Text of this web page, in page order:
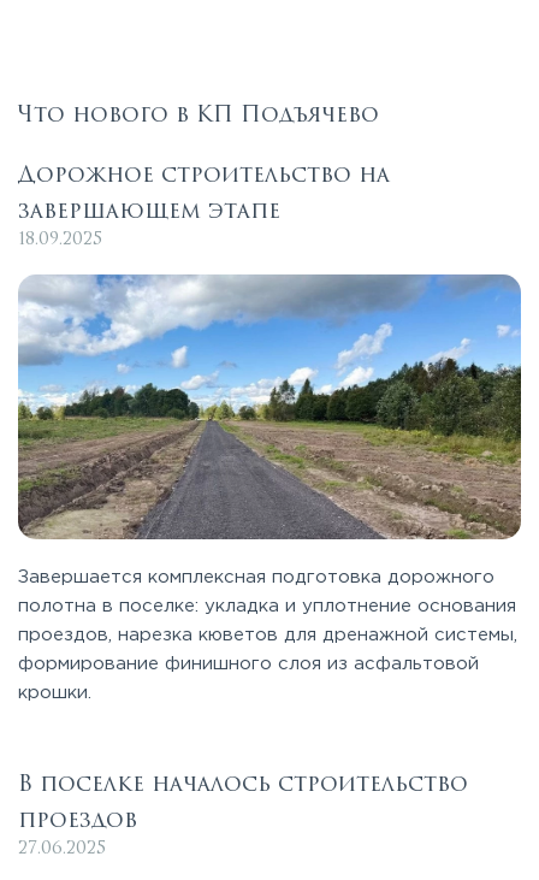
Что нового в КП Подъячево
Дорожное строительство на
завершающем этапе
18.09.2025
Завершается комплексная подготовка дорожного
полотна в поселке: укладка и уплотнение основания
проездов, нарезка кюветов для дренажной системы,
формирование финишного слоя из асфальтовой
крошки.
В поселке началось строительство
проездов
27.06.2025